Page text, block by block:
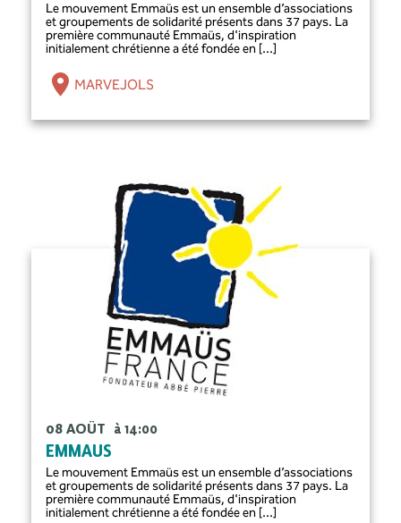
Le mouvement Emmaüs est un ensemble d’associations
et groupements de solidarité présents dans 37 pays. La
première communauté Emmaüs, d'inspiration
initialement chrétienne a été fondée en [...]
MARVEJOLS
08 AOÛT à 14:00
EMMAUS
Le mouvement Emmaüs est un ensemble d’associations
et groupements de solidarité présents dans 37 pays. La
première communauté Emmaüs, d'inspiration
initialement chrétienne a été fondée en [...]